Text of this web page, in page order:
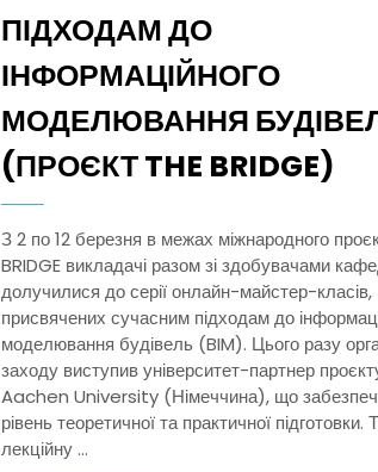
ПІДХОДАМ ДО
ІНФОРМАЦІЙНОГО
МОДЕЛЮВАННЯ
(ПРОЄКТ THE BRIDGE)
ДО
З 2 по 12 березня в межах міжнародного проєкту The
BRIDGE викладачі разом зі здобувачами
долучилися до серії онлайн-майстер-класів,
присвячених сучасним підходам до
моделювання будівель (BIM). Цього разу
заходу виступив університет-партнер
Aachen University (Німеччина), що
рівень теоретичної та практичної підготовки.
лекційну ...